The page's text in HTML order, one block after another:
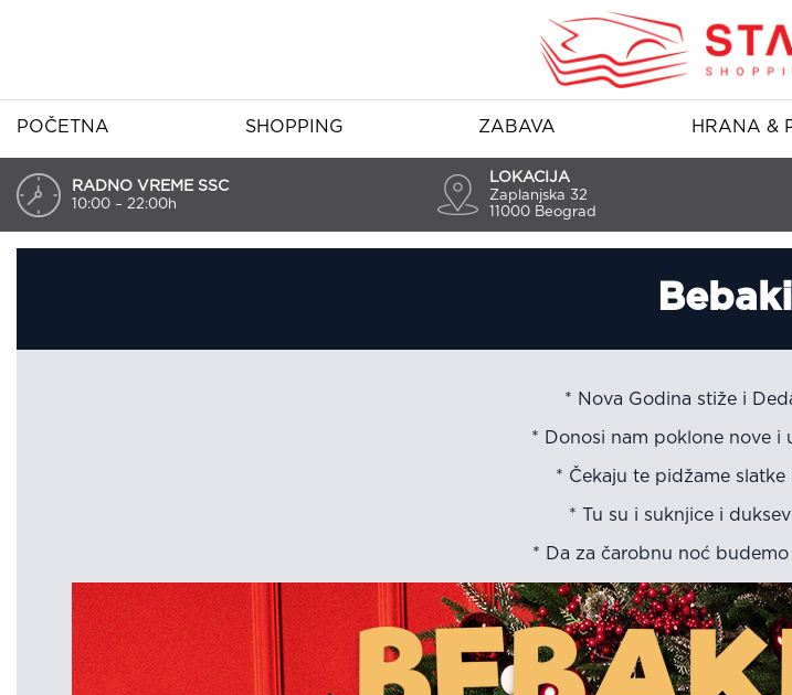
POČETNA SHOPPING ZABAVA HRANA &
RADNO VREME SSC
10:00 – 22:00h
LOKACIJA
Zaplanjska 32
11000 Beograd
* Nova Godina stiže i
* Donosi nam poklone nove i
* Čekaju te pidžame slatke
* Tu su i suknjice i
* Da za čarobnu noć budemo